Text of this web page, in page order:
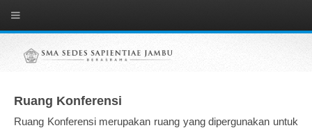
Ruang Konferensi
Ruang Konferensi merupakan ruang yang dipergunakan untuk